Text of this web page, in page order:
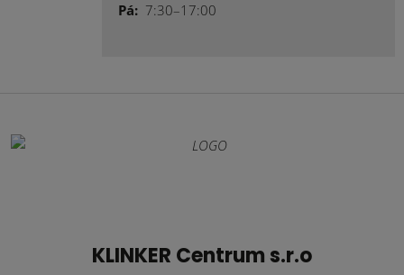
Pá: 7:30–17:00
KLINKER Centrum s.r.o